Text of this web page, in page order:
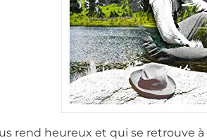
rend heureux et qui se retrouve